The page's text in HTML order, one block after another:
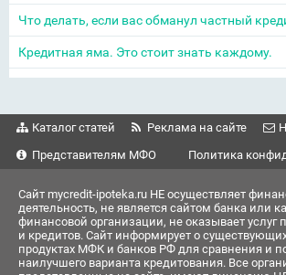
Что делать, если вас обманул частный
Кредитная яма. Это стоит знать каждому.
Каталог статей Реклама на сайте
Представителям МФО
Политика
Сайт mycredit-ipoteka.ru НЕ осуществляет
деятельность, не является сайтом банка или
финансовой организации, не оказывает услуг
и кредитов. Сайт информирует о
продуктах МФК и банков РФ для сравнения и
наилучшего варианта кредитования. Все